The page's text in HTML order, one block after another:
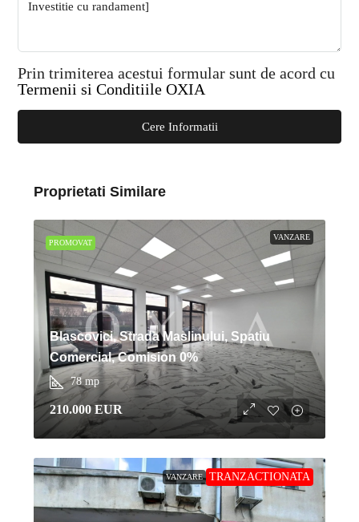
Prin trimiterea acestui formular sunt de acord cu
Termenii si Conditiile OXIA
Cere Informatii
Proprietati Similare
PROMOVAT
VANZARE
Blascovici, Strada Maslinului, Spatiu
Comercial, Comision 0%
78 mp
210.000 EUR
VANZARE TRANZACTIONATA